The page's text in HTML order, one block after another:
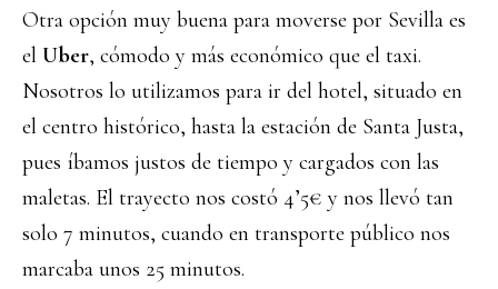
Otra opción muy buena para moverse por Sevilla es
el Uber, cómodo y más económico que el taxi.
Nosotros lo utilizamos para ir del hotel, situado en
el centro histórico, hasta la estación de Santa Justa,
pues íbamos justos de tiempo y cargados con las
maletas. El trayecto nos costó 4’5€ y nos llevó tan
solo 7 minutos, cuando en transporte público nos
marcaba unos 25 minutos.